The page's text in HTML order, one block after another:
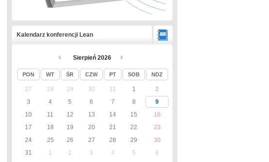
Kalendarz konferencji Lean
Sierpień 2026
PON WT ŚR CZW PT SOB NDZ
27 28 29 30 31 1
2
3
4 5 6 7 8
9
10
11 12 13 14 15
16
17
18 19 20 21 22
23
24
25 26 27 28 29
30
31
1 2 3 4 5 6